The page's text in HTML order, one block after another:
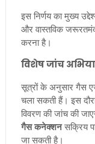
इस निर्णय का मुख्य
और वास्तविक
करना है।
विशेष जांच
सूत्रों के अनुसार गैस
चला सकती हैं। इस
विवरण की जांच की
गैस कनेक्शनसक्रिय
जा सकती है।